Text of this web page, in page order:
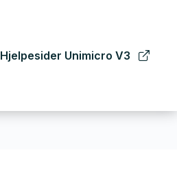
Hjelpesider Unimicro V3